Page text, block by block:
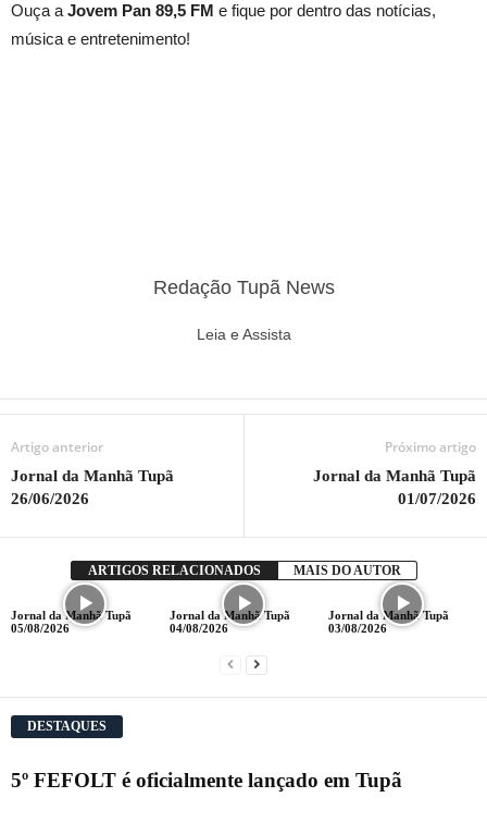
Ouça a Jovem Pan 89,5 FM e fique por dentro das notícias,
música e entretenimento!
Redação Tupã News
Leia e Assista
Artigo anterior
Jornal da Manhã Tupã
26/06/2026
Próximo artigo
Jornal da Manhã Tupã
01/07/2026
ARTIGOS RELACIONADOS MAIS DO AUTOR
Jornal da Manhã Tupã
05/08/2026
Jornal da Manhã Tupã
04/08/2026
Jornal da Manhã Tupã
03/08/2026
DESTAQUES
5º FEFOLT é oficialmente lançado em Tupã